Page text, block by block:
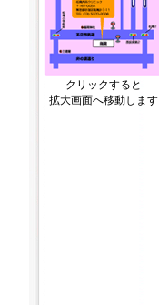
クリックすると
拡大画面へ移動します